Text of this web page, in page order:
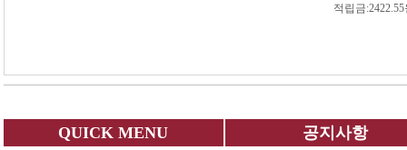
적립금:
QUICK MENU 공지사항